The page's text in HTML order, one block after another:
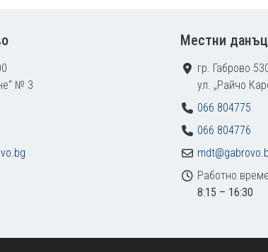
№ 3
Местни
гр. Габрово
ул. „Райчо
066 804775
066 804776
Работно време
8:15 – 16:30